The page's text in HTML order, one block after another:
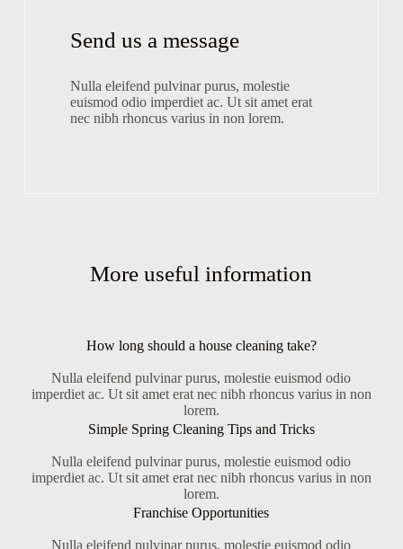
Send us a message
Nulla eleifend pulvinar purus, molestie
euismod odio imperdiet ac. Ut sit amet erat
nec nibh rhoncus varius in non lorem.
More useful information
How long should a house cleaning take?
Nulla eleifend pulvinar purus, molestie euismod odio
imperdiet ac. Ut sit amet erat nec nibh rhoncus varius in non
lorem.
Simple Spring Cleaning Tips and Tricks
Nulla eleifend pulvinar purus, molestie euismod odio
imperdiet ac. Ut sit amet erat nec nibh rhoncus varius in non
lorem.
Franchise Opportunities
Nulla eleifend pulvinar purus, molestie euismod odio